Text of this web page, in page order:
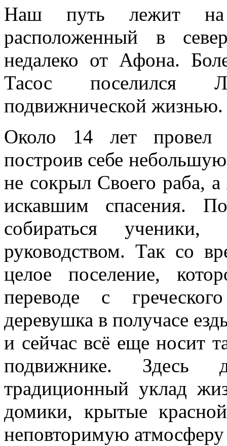
Наш путь лежит на
расположенный в
недалеко от Афона.
Тасос поселился
подвижнической жизнью.
Около 14 лет провел
построив себе
не сокрыл Своего раба,
искавшим спасения.
собираться
руководством. Так со
целое поселение,
переводе с
деревушка в получасе
и сейчас всё еще носит
подвижнике. Здесь
традиционный уклад
домики, крытые
неповторимую атмосферу